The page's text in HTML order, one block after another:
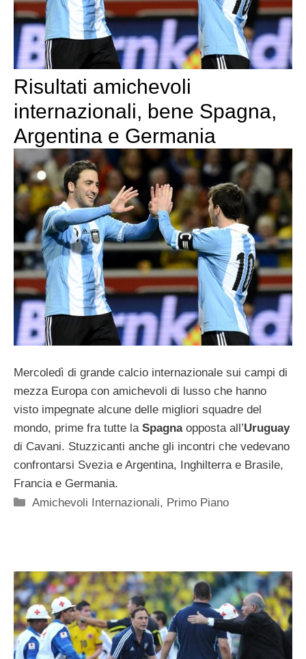
Risultati amichevoli
internazionali, bene Spagna,
Argentina e Germania
Mercoledì di grande calcio internazionale sui campi di
mezza Europa con amichevoli di lusso che hanno
visto impegnate alcune delle migliori squadre del
mondo, prime fra tutte la Spagnaopposta all’Uruguay
di Cavani. Stuzzicanti anche gli incontri che vedevano
confrontarsi Svezia e Argentina, Inghilterra e Brasile,
Francia e Germania.
Categorie
Amichevoli Internazionali, Primo Piano